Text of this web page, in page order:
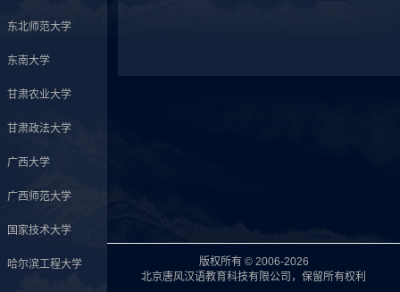
东北师范大学
东南大学
甘肃农业大学
甘肃政法大学
广西大学
广西师范大学
国家技术大学
哈尔滨工程大学
版权所有 © 2006-2026
北京唐风汉语教育科技有限公司，保留所有权利